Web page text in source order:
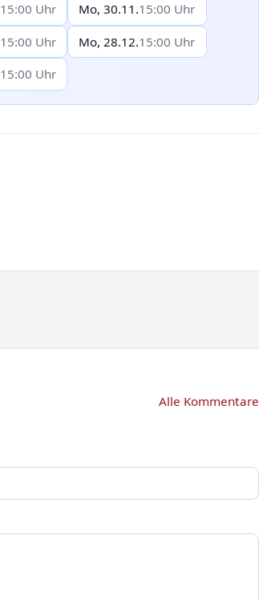
15:00 Uhr Mo, 30.11.15:00 Uhr
15:00 Uhr Mo, 28.12.15:00 Uhr
15:00 Uhr
Alle Kommentare